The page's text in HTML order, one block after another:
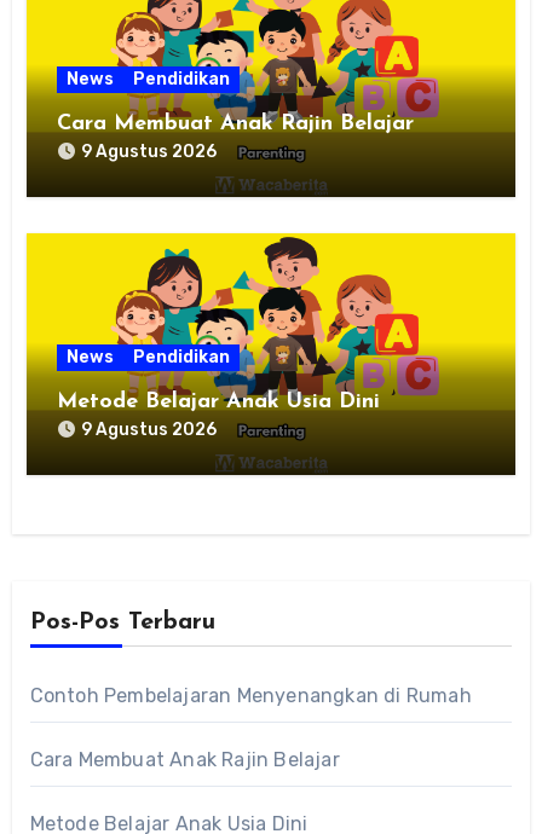
News Pendidikan
Cara Membuat Anak Rajin Belajar
9 Agustus 2026
News Pendidikan
Metode Belajar Anak Usia Dini
9 Agustus 2026
Pos-Pos Terbaru
Contoh Pembelajaran Menyenangkan di Rumah
Cara Membuat Anak Rajin Belajar
Metode Belajar Anak Usia Dini